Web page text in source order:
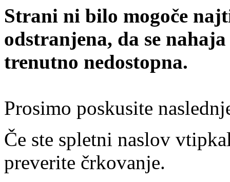
Strani ni bilo mogoče
odstranjena, da se
trenutno nedostopna.
Prosimo poskusite
Če ste spletni naslov
preverite črkovanje.